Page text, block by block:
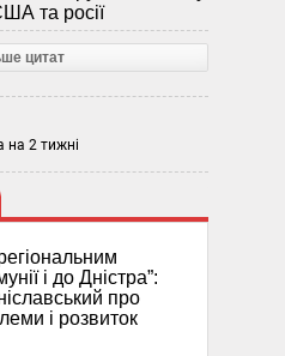
та росії
цитат
на 2 тижні
і до Дністра”:
про
і розвиток